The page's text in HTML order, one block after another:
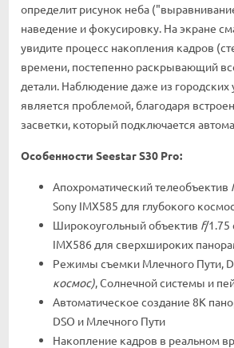
определит рисунок неба
наведение и фокусировку. На экране
увидите процесс накопления кадров
времени, постепенно раскрывающий
детали. Наблюдение даже из городских
является проблемой, благодаря
засветки, который подключается
Особенности Seestar S30 Pro:
Апохроматический телеобъектив f
Sony IMX585 для глубокого
Широкоугольный объектив f/1.75
IMX586 для сверхшироких
Режимы съемки Млечного Пути,
космос), Солнечной системы и
Автоматическое создание 8K
DSO и Млечного Пути
Накопление кадров в реальном